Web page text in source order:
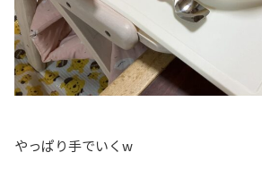
やっぱり手でいくw